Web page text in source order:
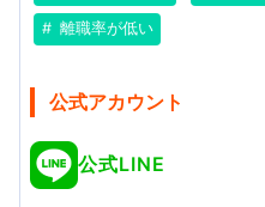
離職率が低い
公式アカウント
公式LINE